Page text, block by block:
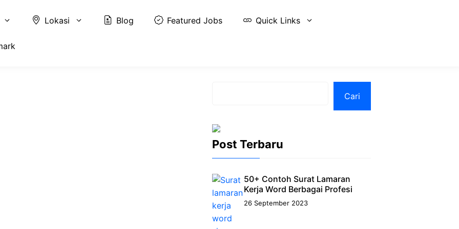
Lokasi Blog Featured Jobs Quick Links
Cari
Post Terbaru
50+ Contoh Surat Lamaran
Kerja Word Berbagai Profesi
26 September 2023